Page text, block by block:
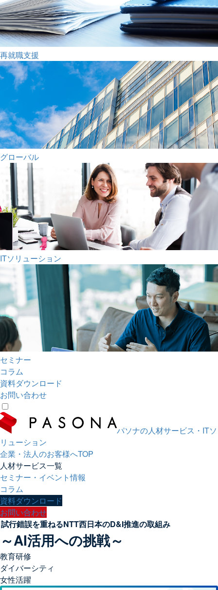
再就職支援
グローバル
ITソリューション
セミナー
コラム
資料ダウンロード
お問い合わせ
パソナの人材サービス・ITソ
リューション
企業・法人のお客様へTOP
人材サービス一覧
セミナー・イベント情報
コラム
資料ダウンロード
お問い合わせ
試行錯誤を重ねるNTT西日本のD&I推進の取組み
～AI活用への挑戦～
教育研修
ダイバーシティ
女性活躍